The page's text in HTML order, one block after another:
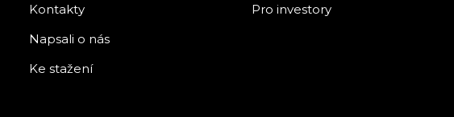
Kontakty
Napsali o nás
Ke stažení
Pro investory